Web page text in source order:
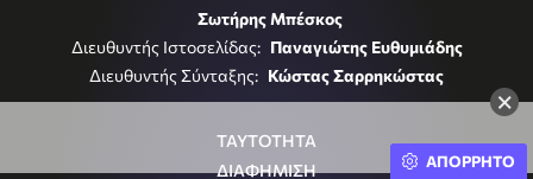
×
Σωτήρης Μπέσκος
Διευθυντής Ιστοσελίδας: Παναγιώτης Ευθυμιάδης
Διευθυντής Σύνταξης: Κώστας Σαρρηκώστας
ΤΑΥΤΟΤΗΤΑ
ΔΙΑΦΗΜΙΣΗ
ΑΠΟΡΡΗΤΟ